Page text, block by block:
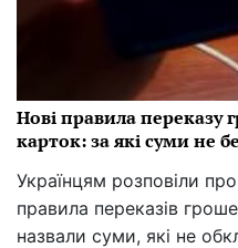
Нові правила переказу
карток: за які суми не
Українцям розповіли
правила переказів
назвали суми, які не